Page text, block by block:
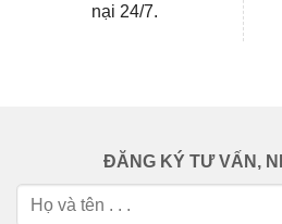
nại 24/7.
ĐĂNG KÝ TƯ VẤN,